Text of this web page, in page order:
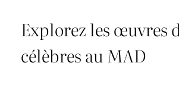
Explorez les œuvres
célèbres au MAD